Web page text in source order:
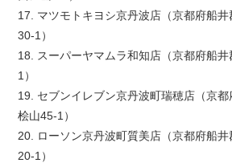
17. マツモトキヨシ京丹波店（京都府船
30-1）
18. スーパーヤマムラ和知店（京都府船
1）
19. セブンイレブン京丹波町瑞穂店（京
桧山45-1）
20. ローソン京丹波町質美店（京都府船
20-1）